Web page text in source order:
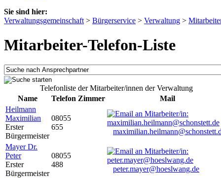
Sie sind hier:
Verwaltungsgemeinschaft > Bürgerservice > Verwaltung >
Mitarbeiter-Telefon-Liste
Telefonliste der Mitarbeiter/innen der Verwaltung
Name
Telefon Zimmer
Mail
Heilmann
Maximilian
Erster
Bürgermeister
08055
655
Mayer Dr.
Peter
Erster
Bürgermeister
08055
488
peter.mayer@hoeslwang.de